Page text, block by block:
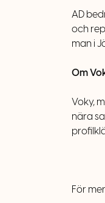
AD
och
man i
Om
Voky,
nära
För